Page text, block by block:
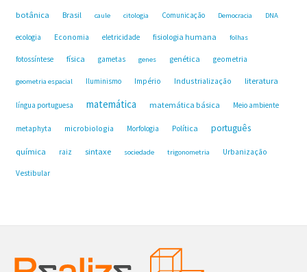
botânica Brasil caule citologia Comunicação Democracia DNA
ecologia Economia eletricidade fisiologia humana folhas
fotossíntese física gametas genes genética geometria
geometria espacial Iluminismo Império Industrialização literatura
língua portuguesa matemática matemática básica Meio ambiente
metaphyta microbiologia Morfologia Política português
química raiz sintaxe sociedade trigonometria Urbanização
Vestibular